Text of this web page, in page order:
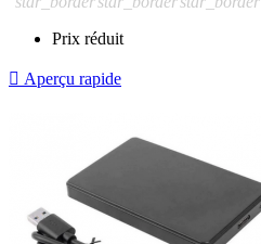
Prix réduit
 Aperçu rapide